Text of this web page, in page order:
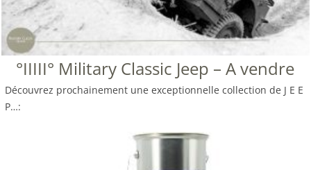
°IIIII° Military Classic Jeep – A vendre
Découvrez prochainement une exceptionnelle collection de J E E
P…: